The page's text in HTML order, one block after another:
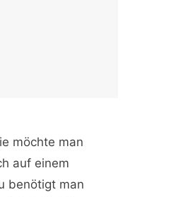
möchte man
auf einem
benötigt man